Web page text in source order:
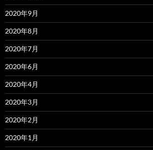
2020年9月
2020年8月
2020年7月
2020年6月
2020年4月
2020年3月
2020年2月
2020年1月